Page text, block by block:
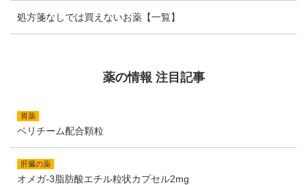
処方箋なしでは買えないお薬【一覧】
薬の情報 注目記事
胃薬
ベリチーム配合顆粒
肝臓の薬
オメガ-3脂肪酸エチル粒状カプセル2mg